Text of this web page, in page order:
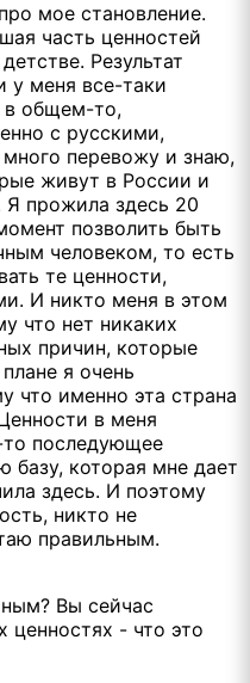
мое становление.
часть ценностей
Результат
у меня все-таки
в общем-то,
с русскими,
перевожу и знаю,
живут в России и
Я прожила здесь 20
позволить быть
человеком, то есть
те ценности,
И никто меня в этом
что нет никаких
причин, которые
я очень
что именно эта страна
в меня
последующее
базу, которая мне дает
здесь. И поэтому
никто не
правильным.
Вы сейчас
ценностях - что это